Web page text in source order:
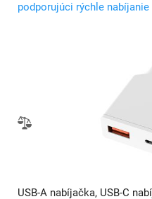
podporujúci rýchle nabíjanie
USB-A nabíjačka, USB-C